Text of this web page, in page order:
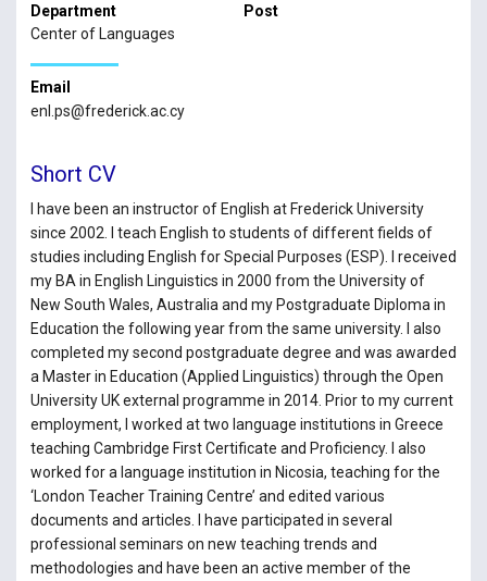
Department
Center of Languages
Post
Email
enl.ps@frederick.ac.cy
Short CV
I have been an instructor of English at Frederick University
since 2002. I teach English to students of different fields of
studies including English for Special Purposes (ESP). I received
my BA in English Linguistics in 2000 from the University of
New South Wales, Australia and my Postgraduate Diploma in
Education the following year from the same university. I also
completed my second postgraduate degree and was awarded
a Master in Education (Applied Linguistics) through the Open
University UK external programme in 2014. Prior to my current
employment, I worked at two language institutions in Greece
teaching Cambridge First Certificate and Proficiency. I also
worked for a language institution in Nicosia, teaching for the
‘London Teacher Training Centre’ and edited various
documents and articles. I have participated in several
professional seminars on new teaching trends and
methodologies and have been an active member of the